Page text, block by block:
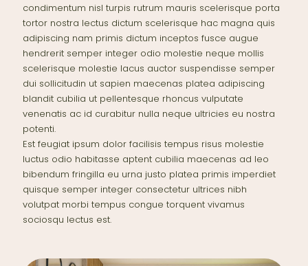
condimentum nisl turpis rutrum mauris scelerisque porta
tortor nostra lectus dictum scelerisque hac magna quis
adipiscing nam primis dictum inceptos fusce augue
hendrerit semper integer odio molestie neque mollis
scelerisque molestie lacus auctor suspendisse semper
dui sollicitudin ut sapien maecenas platea adipiscing
blandit cubilia ut pellentesque rhoncus vulputate
venenatis ac id curabitur nulla neque ultricies eu nostra
potenti.
Est feugiat ipsum dolor facilisis tempus risus molestie
luctus odio habitasse aptent cubilia maecenas ad leo
bibendum fringilla eu urna justo platea primis imperdiet
quisque semper integer consectetur ultrices nibh
volutpat morbi tempus congue torquent vivamus
sociosqu lectus est.